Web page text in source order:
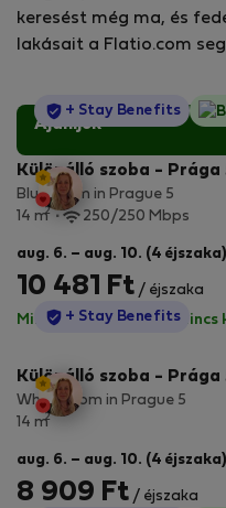
keresést még ma, és
lakásait a Flatio.com
Ajánljuk
StayProtection
+ Stay Benefits
Különálló szoba - Prága
Blue room in Prague 5
14 m2 250/250 Mbps
aug. 6. – aug. 10. (4 éjszaka)
10 481 Ft / éjszaka
Minden díj benne van·Nincs
StayProtection
+ Stay Benefits
Különálló szoba - Prága
White room in Prague 5
14 m2
aug. 6. – aug. 10. (4 éjszaka)
8 909 Ft / éjszaka